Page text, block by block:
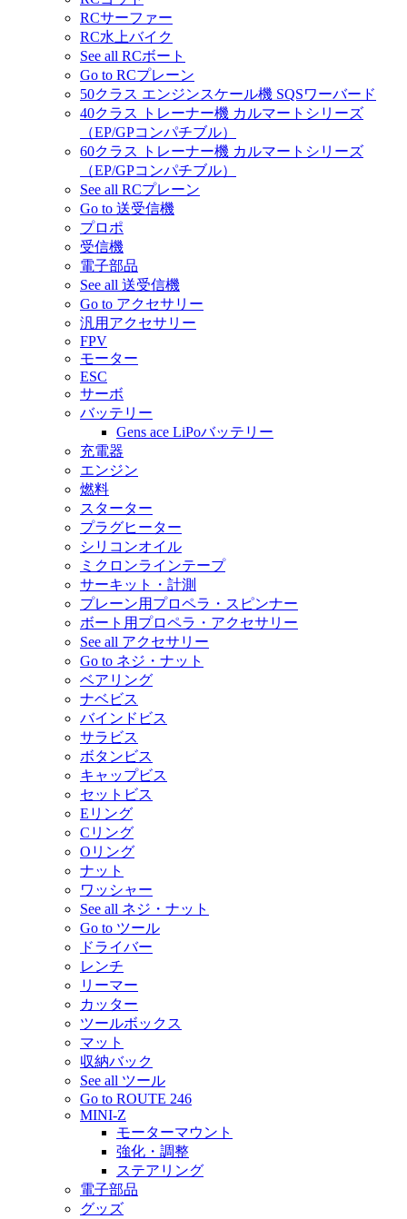
RCサーファー
RC水上バイク
See all RCボート
Go to RCプレーン
50クラス エンジンスケール機 SQSワーバード
40クラス トレーナー機 カルマートシリーズ
（EP/GPコンパチブル）
60クラス トレーナー機 カルマートシリーズ
（EP/GPコンパチブル）
See all RCプレーン
Go to 送受信機
プロポ
受信機
電子部品
See all 送受信機
Go to アクセサリー
汎用アクセサリー
FPV
モーター
ESC
サーボ
バッテリー
Gens ace LiPoバッテリー
充電器
エンジン
燃料
スターター
プラグヒーター
シリコンオイル
ミクロンラインテープ
サーキット・計測
プレーン用プロペラ・スピンナー
ボート用プロペラ・アクセサリー
See all アクセサリー
Go to ネジ・ナット
ベアリング
ナベビス
バインドビス
サラビス
ボタンビス
キャップビス
セットビス
Eリング
Cリング
Oリング
ナット
ワッシャー
See all ネジ・ナット
Go to ツール
ドライバー
レンチ
リーマー
カッター
ツールボックス
マット
収納バック
See all ツール
Go to ROUTE 246
MINI-Z
モーターマウント
強化・調整
ステアリング
電子部品
グッズ